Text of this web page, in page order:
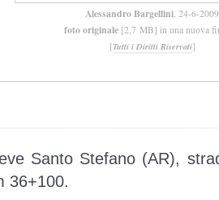
Alessandro Bargellini , 24-6-2009
foto originale [2,7 MB] in una nuova
[Tutti i Diritti Riservati]
Santo Stefano (AR),
36+100.